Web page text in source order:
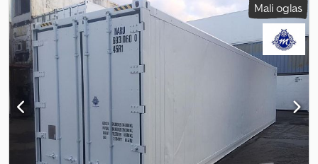
Mali oglas